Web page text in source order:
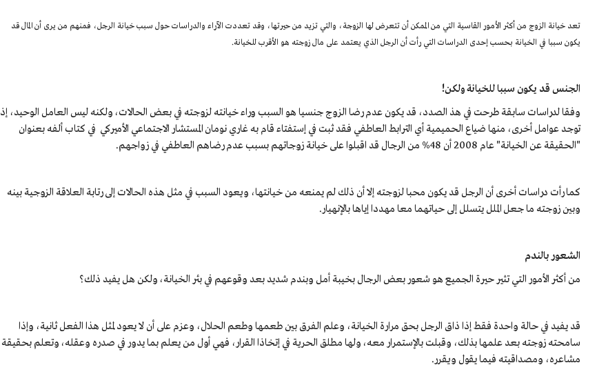
تعد خيانة الزوج من أكثر الأمور القاسية التي من الممكن أن تتعرض لها الزوجة، والتي تزيد من حيرتها، وقد تعددت الآراء والدراسات حول سبب خيانة الرجل، فمنهم من يرى أن المال قد
يكون سببا في الخيانة بحسب إحدى الدراسات التي رأت أن الرجل الذي يعتمد على مال زوجته هو الأقرب للخيانة.
الجنس قد يكون سببا للخيانة ولكن!
وفقا لدراسات سابقة طرحت في هذ الصدد، قد يكون عدم رضا الزوج جنسيا هو السبب وراء خيانته لزوجته في بعض الحالات، ولكنه ليس العامل الوحيد، إذ
توجد عوامل أخرى، منها ضياع الحميمية أي الترابط العاطفي فقد ثبت في إستفتاء قام به غاري نومان المستشار الاجتماعي الأميركي في كتاب ألفه بعنوان
"الحقيقة عن الخيانة" عام 2008 أن 48% من الرجال قد اقبلوا على خيانة زوجاتهم بسبب عدم رضاهم العاطفي في زواجهم.
كما رأت دراسات أخرى أن الرجل قد يكون محبا لزوجته إلا أن ذلك لم يمنعه من خيانتها، ويعود السبب في مثل هذه الحالات إلى رتابة العلاقة الزوجية بينه
وبين زوجته ما جعل الملل يتسلل إلى حياتهما معا مهددا إياها بالإنهيار.
الشعور بالندم
من أكثر الأمور التي تثير حيرة الجميع هو شعور بعض الرجال بخيبة أمل وبندم شديد بعد وقوعهم في بئر الخيانة، ولكن هل يفيد ذلك؟
قد يفيد في حالة واحدة فقط إذا ذاق الرجل بحق مرارة الخيانة، وعلم الفرق بين طعمها وطعم الحلال، وعزم على أن لا يعود لمثل هذا الفعل ثانية، وإذا
سامحته زوجته بعد علمها بذلك، وقبلت بالإستمرار معه، ولها مطلق الحرية في إتخاذا القرار، فهي أول من يعلم بما يدور في صدره وعقله، وتعلم بحقيقة
مشاعره، ومصداقيته فيما يقول ويقرر.